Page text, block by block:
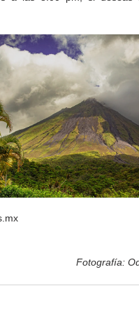
Fotografía:
Rivera Garza
sobre
y literatura